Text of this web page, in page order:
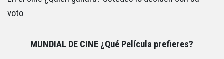
voto
MUNDIAL DE CINE ¿Qué Película prefieres?